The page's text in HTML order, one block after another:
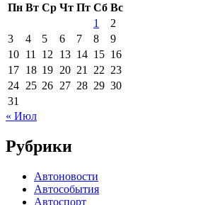
Пн Вт Ср Чт Пт Сб Вс
1
2
3
4 5 6 7 8
9
10 11 12 13 14 15 16
17 18 19 20 21 22 23
24 25 26 27 28 29 30
31
« Июл
Рубрики
Автоновости
Автособытия
Автоспорт